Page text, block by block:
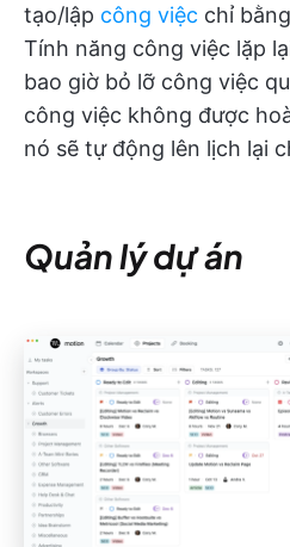
tạo/lập công việc chỉ
Tính năng công việc lặp
bao giờ bỏ lỡ công việc
công việc không được
nó sẽ tự động lên lịch lại
Quản lý dự án